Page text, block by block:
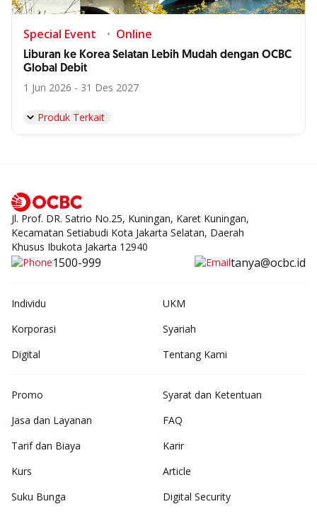
Special Event Online
Liburan ke Korea Selatan Lebih Mudah dengan OCBC
Global Debit
1 Jun 2026 - 31 Des 2027
Produk Terkait
Jl. Prof. DR. Satrio No.25, Kuningan, Karet Kuningan,
Kecamatan Setiabudi Kota Jakarta Selatan, Daerah
Khusus Ibukota Jakarta 12940
1500-999 tanya@ocbc.id
Individu
UKM
Korporasi
Syariah
Digital
Tentang Kami
Promo
Jasa dan Layanan
Tarif dan Biaya
Kurs
Suku Bunga
Syarat dan Ketentuan
FAQ
Karir
Article
Digital Security